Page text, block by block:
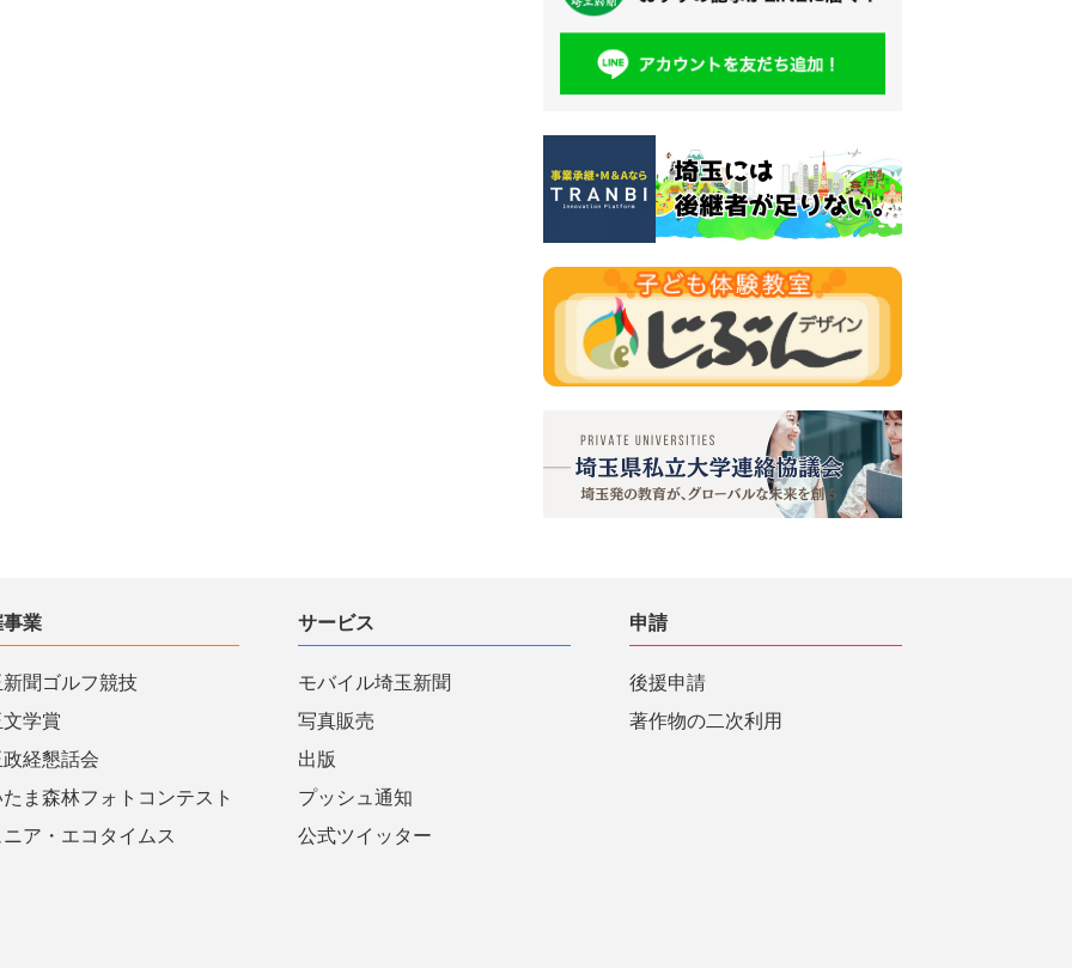
事業
聞ゴルフ競技
学賞
経懇話会
たま森林フォトコンテスト
ニア・エコタイムス
サービス
モバイル埼玉新聞
写真販売
出版
プッシュ通知
公式ツイッター
申請
後援申請
著作物の二次利用